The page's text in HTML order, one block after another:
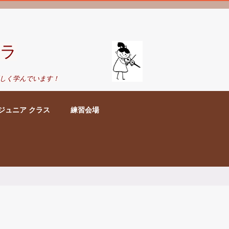
く学んでいます！
ュニア クラス 練習会場